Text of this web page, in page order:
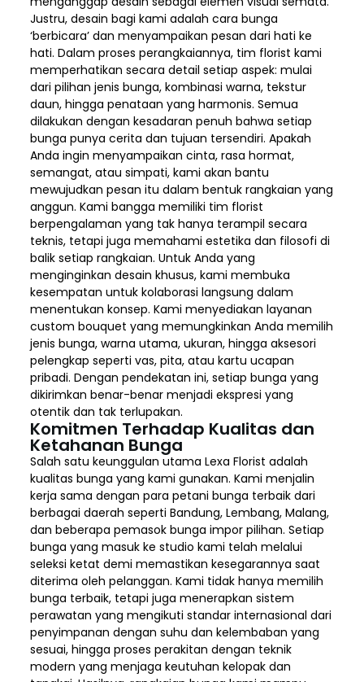
Justru, desain bagi kami adalah cara bunga
‘berbicara’ dan menyampaikan pesan dari hati ke
hati. Dalam proses perangkaiannya, tim florist kami
memperhatikan secara detail setiap aspek: mulai
dari pilihan jenis bunga, kombinasi warna, tekstur
daun, hingga penataan yang harmonis. Semua
dilakukan dengan kesadaran penuh bahwa setiap
bunga punya cerita dan tujuan tersendiri. Apakah
Anda ingin menyampaikan cinta, rasa hormat,
semangat, atau simpati, kami akan bantu
mewujudkan pesan itu dalam bentuk rangkaian yang
anggun. Kami bangga memiliki tim florist
berpengalaman yang tak hanya terampil secara
teknis, tetapi juga memahami estetika dan filosofi di
balik setiap rangkaian. Untuk Anda yang
menginginkan desain khusus, kami membuka
kesempatan untuk kolaborasi langsung dalam
menentukan konsep. Kami menyediakan layanan
custom bouquet yang memungkinkan Anda memilih
jenis bunga, warna utama, ukuran, hingga aksesori
pelengkap seperti vas, pita, atau kartu ucapan
pribadi. Dengan pendekatan ini, setiap bunga yang
dikirimkan benar-benar menjadi ekspresi yang
otentik dan tak terlupakan.
Komitmen Terhadap Kualitas dan
Ketahanan Bunga
Salah satu keunggulan utama Lexa Florist adalah
kualitas bunga yang kami gunakan. Kami menjalin
kerja sama dengan para petani bunga terbaik dari
berbagai daerah seperti Bandung, Lembang, Malang,
dan beberapa pemasok bunga impor pilihan. Setiap
bunga yang masuk ke studio kami telah melalui
seleksi ketat demi memastikan kesegarannya saat
diterima oleh pelanggan. Kami tidak hanya memilih
bunga terbaik, tetapi juga menerapkan sistem
perawatan yang mengikuti standar internasional dari
penyimpanan dengan suhu dan kelembaban yang
sesuai, hingga proses perakitan dengan teknik
modern yang menjaga keutuhan kelopak dan